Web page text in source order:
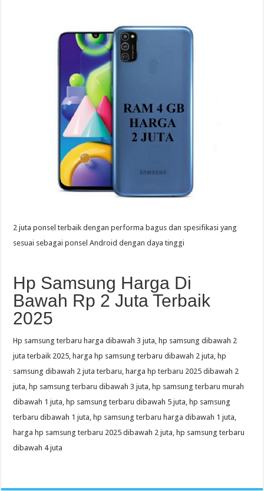
2 juta ponsel terbaik dengan performa bagus dan spesifikasi yang
sesuai sebagai ponsel Android dengan daya tinggi
Hp Samsung Harga Di
Bawah Rp 2 Juta Terbaik
2025
Hp samsung terbaru harga dibawah 3 juta, hp samsung dibawah 2
juta terbaik 2025, harga hp samsung terbaru dibawah 2 juta, hp
samsung dibawah 2 juta terbaru, harga hp terbaru 2025 dibawah 2
juta, hp samsung terbaru dibawah 3 juta, hp samsung terbaru murah
dibawah 1 juta, hp samsung terbaru dibawah 5 juta, hp samsung
terbaru dibawah 1 juta, hp samsung terbaru harga dibawah 1 juta,
harga hp samsung terbaru 2025 dibawah 2 juta, hp samsung terbaru
dibawah 4 juta